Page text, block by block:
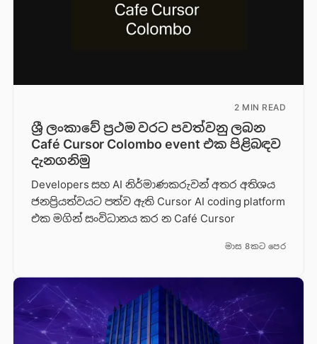
2 MIN READ
ශ්‍රී ලංකාවේ ප්‍රථම වරට පවත්වනු ලබන
Café Cursor Colombo event එක පිළිබඳව
දැනගනිමු
Developers සහ AI නිර්මාණකරුවන් අතර අතිශය
ජනප්‍රියත්වයට පත්ව ඇති Cursor AI coding platform
එක මගින් සංවිධානය කර න Café Cursor
මාස 8කට පෙර